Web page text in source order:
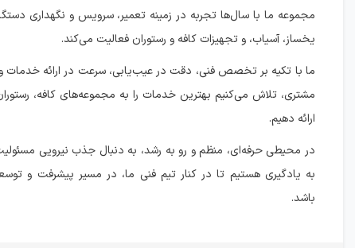
مجموعه ما با سال‌ها تجربه در زمینه تعمیر، سرویس و نگهداری
یخساز، آسیاب، و تجهیزات کافه و رستوران فعالیت می‌کند.
ما با تکیه بر تخصص فنی، دقت در عیب‌یابی، سرعت در ارائه خدمات
مشتری، تلاش می‌کنیم بهترین خدمات را به مجموعه‌های کافه،
ارائه دهیم.
در محیطی حرفه‌ای، منظم و رو به رشد، به دنبال جذب نیرویی
به یادگیری هستیم تا در کنار تیم فنی ما، در مسیر پیشرفت و
باشد.